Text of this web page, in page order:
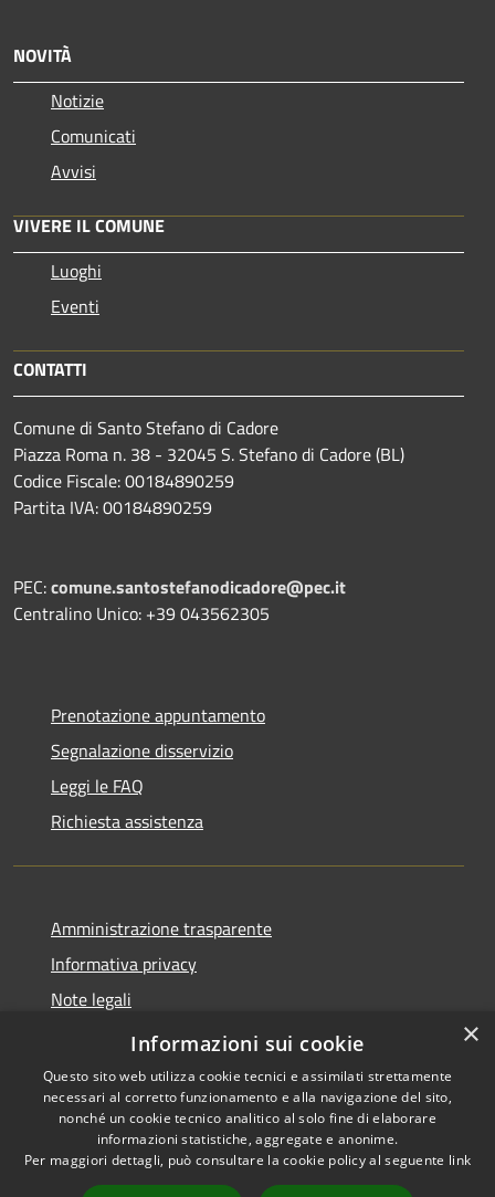
NOVITÀ
Notizie
Comunicati
Avvisi
VIVERE IL COMUNE
Luoghi
Eventi
CONTATTI
Comune di Santo Stefano di Cadore
Piazza Roma n. 38 - 32045 S. Stefano di Cadore (BL)
Codice Fiscale: 00184890259
Partita IVA: 00184890259
PEC:comune.santostefanodicadore@pec.it
Centralino Unico: +39 043562305
Prenotazione appuntamento
Segnalazione disservizio
Leggi le FAQ
Richiesta assistenza
Amministrazione trasparente
Informativa privacy
Note legali
Dichiarazione di accessibilità
Accessibilità
Copyright © 2026 • Comune di
Santo Stefano di Cadore •
×
Informazioni sui cookie
Questo sito web utilizza cookie tecnici e assimilati strettamente
necessari al corretto funzionamento e alla navigazione del sito,
nonché un cookie tecnico analitico al solo fine di elaborare
informazioni statistiche, aggregate e anonime.
Per maggiori dettagli, può consultare la cookie policy al seguente link